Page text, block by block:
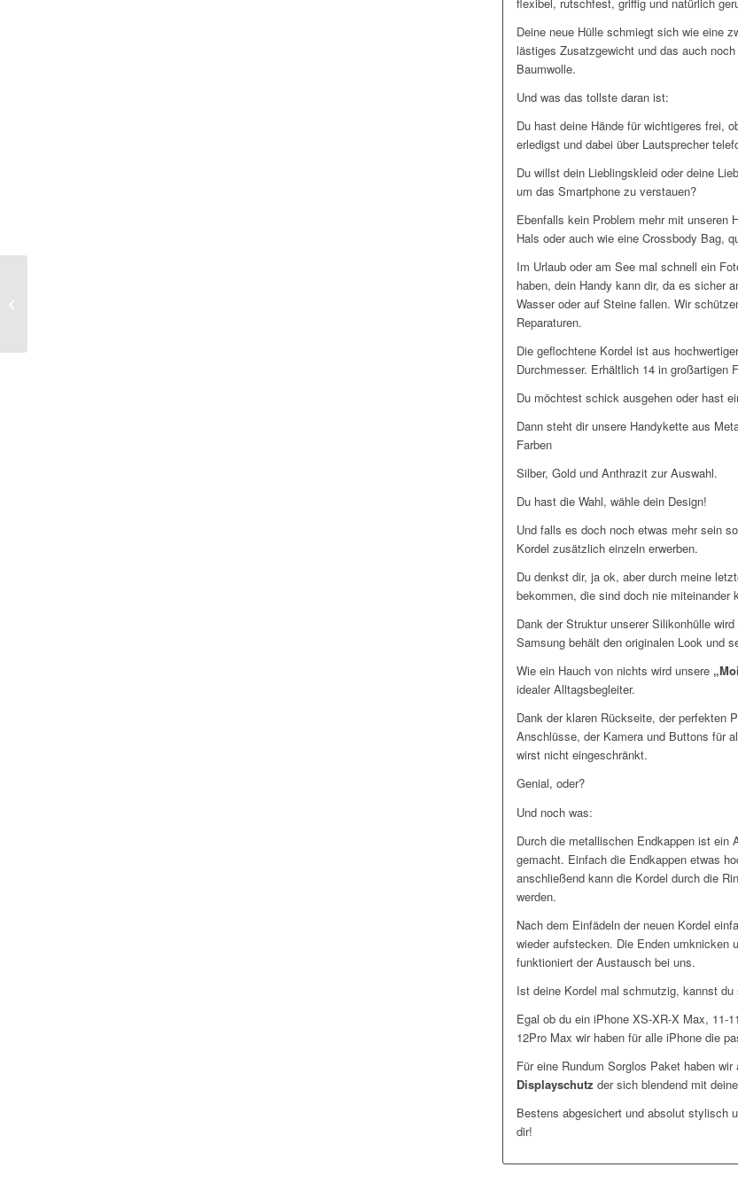
Deine neue Hülle schmiegt sich wie eine
lästiges Zusatzgewicht und das auch
Baumwolle.
Und was das tollste daran ist:
Du hast deine Hände für wichtigeres frei,
erledigst und dabei über Lautsprecher
Du willst dein Lieblingskleid oder deine
um das Smartphone zu verstauen?
Ebenfalls kein Problem mehr mit unseren
Hals oder auch wie eine Crossbody Bag,
Im Urlaub oder am See mal schnell ein
haben, dein Handy kann dir, da es sicher
Wasser oder auf Steine fallen. Wir
Reparaturen.
Die geflochtene Kordel ist aus
Durchmesser. Erhältlich 14 in großartigen
Du möchtest schick ausgehen oder hast
Dann steht dir unsere Handykette aus
Farben
Silber, Gold und Anthrazit zur Auswahl.
Du hast die Wahl, wähle dein Design!
Und falls es doch noch etwas mehr sein
Kordel zusätzlich einzeln erwerben.
Du denkst dir, ja ok, aber durch meine
bekommen, die sind doch nie miteinander
Dank der Struktur unserer Silikonhülle
Samsung behält den originalen Look und
Wie ein Hauch von nichts wird unsere
idealer Alltagsbegleiter.
Dank der klaren Rückseite, der perfekten
Anschlüsse, der Kamera und Buttons für
wirst nicht eingeschränkt.
Genial, oder?
Und noch was:
Durch die metallischen Endkappen ist ein
gemacht. Einfach die Endkappen etwas
anschließend kann die Kordel durch die
werden.
Nach dem Einfädeln der neuen Kordel
wieder aufstecken. Die Enden umknicken
funktioniert der Austausch bei uns.
Ist deine Kordel mal schmutzig, kannst
Egal ob du ein iPhone XS-XR-X Max, 11-
12Pro Max wir haben für alle iPhone die
Für eine Rundum Sorglos Paket haben
Displayschutz der sich blendend mit
Bestens abgesichert und absolut stylisch
dir!